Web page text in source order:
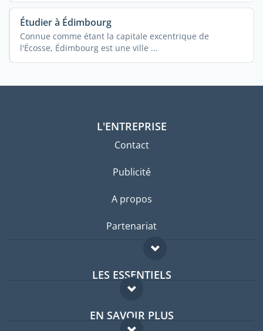
Étudier à Édimbourg
Connue comme étant la capitale excentrique de
l'Écosse, Édimbourg est une ville ...
L'ENTREPRISE
Contact
Publicité
A propos
Partenariat
LES ESSENTIELS
Forum expatriés
Guides pays
EN SAVOIR PLUS